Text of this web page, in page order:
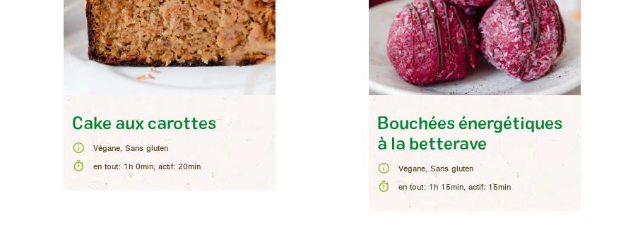
Cake aux carottes
Végane, Sans gluten
en tout: 1h 0min, actif: 20min
Bouchées énergétiques
à la betterave
Végane, Sans gluten
en tout: 1h 15min, actif: 15min